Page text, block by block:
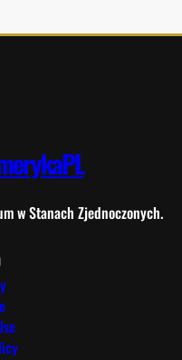
w Stanach Zjednoczonych.